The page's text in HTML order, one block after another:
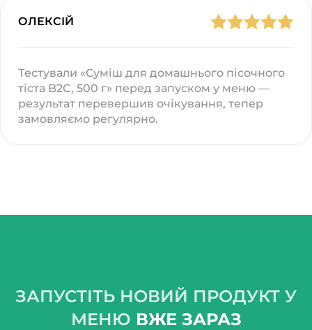
ОЛЕКСІЙ
Тестували «Суміш для домашнього пісочного
тіста B2C, 500 г» перед запуском у меню —
результат перевершив очікування, тепер
замовляємо регулярно.
ЗАПУСТІТЬ НОВИЙ ПРОДУКТ У
МЕНЮ ВЖЕ ЗАРАЗ